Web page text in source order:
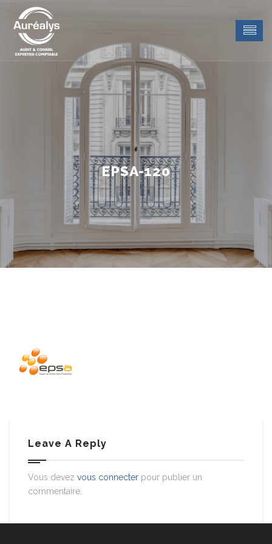
EPSA-120
Leave A Reply
Vous devez vous connecter pour publier un
commentaire.